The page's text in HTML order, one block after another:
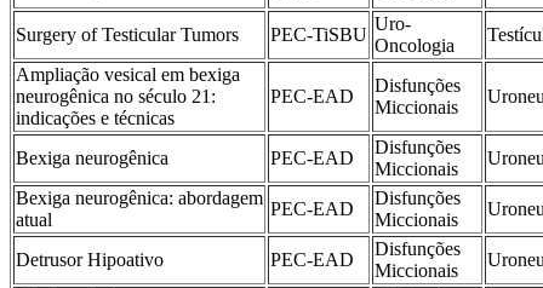
Surgery of Testicular Tumors PEC-TiSBU
Uro-
Oncologia
Ampliação vesical em bexiga
neurogênica no século 21:
indicações e técnicas
PEC-EAD
Disfunções
Miccionais
Bexiga neurogênica PEC-EAD
Disfunções
Miccionais
Bexiga neurogênica: abordagem
atual
PEC-EAD
Disfunções
Miccionais
Detrusor Hipoativo PEC-EAD
Disfunções
Miccionais